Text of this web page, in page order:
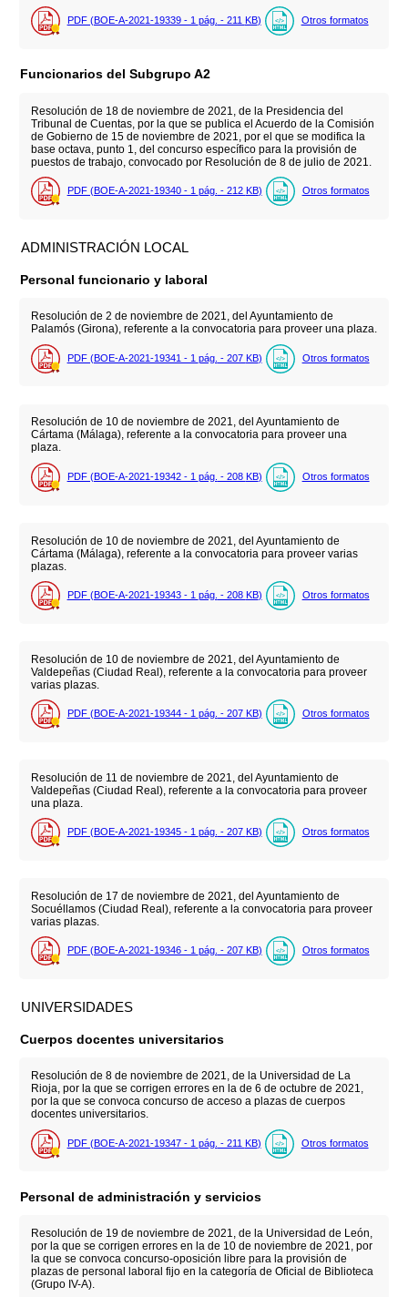
PDF (BOE-A-2021-19339 - 1 pág. - 211 KB) Otros formatos
Funcionarios del Subgrupo A2
Resolución de 18 de noviembre de 2021, de la Presidencia del
Tribunal de Cuentas, por la que se publica el Acuerdo de la Comisión
de Gobierno de 15 de noviembre de 2021, por el que se modifica la
base octava, punto 1, del concurso específico para la provisión de
puestos de trabajo, convocado por Resolución de 8 de julio de 2021.
PDF (BOE-A-2021-19340 - 1 pág. - 212 KB) Otros formatos
ADMINISTRACIÓN LOCAL
Personal funcionario y laboral
Resolución de 2 de noviembre de 2021, del Ayuntamiento de
Palamós (Girona), referente a la convocatoria para proveer una plaza.
PDF (BOE-A-2021-19341 - 1 pág. - 207 KB) Otros formatos
Resolución de 10 de noviembre de 2021, del Ayuntamiento de
Cártama (Málaga), referente a la convocatoria para proveer una
plaza.
PDF (BOE-A-2021-19342 - 1 pág. - 208 KB) Otros formatos
Resolución de 10 de noviembre de 2021, del Ayuntamiento de
Cártama (Málaga), referente a la convocatoria para proveer varias
plazas.
PDF (BOE-A-2021-19343 - 1 pág. - 208 KB) Otros formatos
Resolución de 10 de noviembre de 2021, del Ayuntamiento de
Valdepeñas (Ciudad Real), referente a la convocatoria para proveer
varias plazas.
PDF (BOE-A-2021-19344 - 1 pág. - 207 KB) Otros formatos
Resolución de 11 de noviembre de 2021, del Ayuntamiento de
Valdepeñas (Ciudad Real), referente a la convocatoria para proveer
una plaza.
PDF (BOE-A-2021-19345 - 1 pág. - 207 KB) Otros formatos
Resolución de 17 de noviembre de 2021, del Ayuntamiento de
Socuéllamos (Ciudad Real), referente a la convocatoria para proveer
varias plazas.
PDF (BOE-A-2021-19346 - 1 pág. - 207 KB) Otros formatos
UNIVERSIDADES
Cuerpos docentes universitarios
Resolución de 8 de noviembre de 2021, de la Universidad de La
Rioja, por la que se corrigen errores en la de 6 de octubre de 2021,
por la que se convoca concurso de acceso a plazas de cuerpos
docentes universitarios.
PDF (BOE-A-2021-19347 - 1 pág. - 211 KB) Otros formatos
Personal de administración y servicios
Resolución de 19 de noviembre de 2021, de la Universidad de León,
por la que se corrigen errores en la de 10 de noviembre de 2021, por
la que se convoca concurso-oposición libre para la provisión de
plazas de personal laboral fijo en la categoría de Oficial de Biblioteca
(Grupo IV-A).